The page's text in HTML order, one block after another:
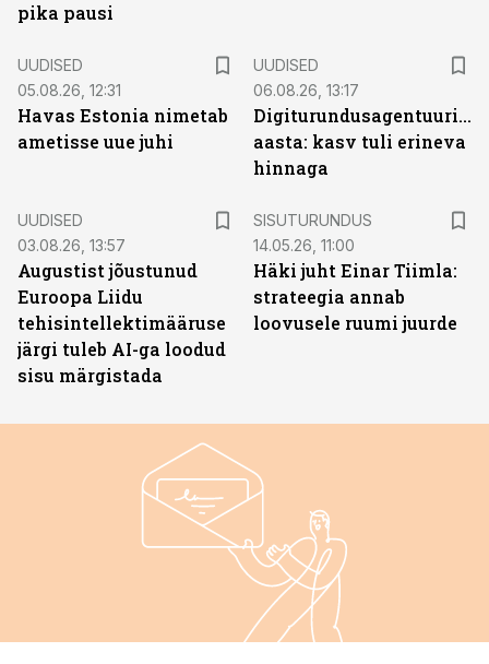
pika pausi
UUDISED
05.08.26, 12:31
Havas Estonia nimetab
ametisse uue juhi
UUDISED
06.08.26, 13:17
Digiturundusagentuuride
aasta: kasv tuli erineva
hinnaga
UUDISED
03.08.26, 13:57
Augustist jõustunud
Euroopa Liidu
tehisintellektimääruse
järgi tuleb AI-ga loodud
sisu märgistada
SISUTURUNDUS
14.05.26, 11:00
Häki juht Einar Tiimla:
strateegia annab
loovusele ruumi juurde